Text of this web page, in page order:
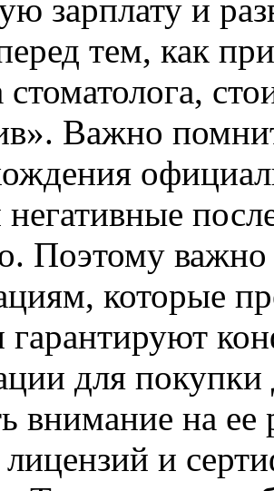
зарплату и
тем, как
Важно
негативные
Поэтому
которые
гарантируют
для покупки
внимание на
и